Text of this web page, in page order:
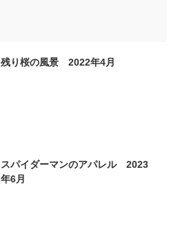
残り桜の風景 2022年4月
スパイダーマンのアパレル 2023
年6月